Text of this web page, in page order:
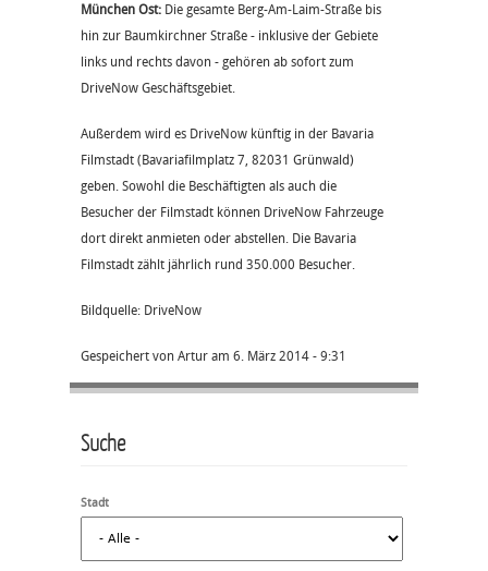
München Ost: Die gesamte Berg-Am-Laim-Straße bis
hin zur Baumkirchner Straße - inklusive der Gebiete
links und rechts davon - gehören ab sofort zum
DriveNow Geschäftsgebiet.
Außerdem wird es DriveNow künftig in der Bavaria
Filmstadt (Bavariafilmplatz 7, 82031 Grünwald)
geben. Sowohl die Beschäftigten als auch die
Besucher der Filmstadt können DriveNow Fahrzeuge
dort direkt anmieten oder abstellen. Die Bavaria
Filmstadt zählt jährlich rund 350.000 Besucher.
Bildquelle: DriveNow
Gespeichert von Artur am 6. März 2014 - 9:31
Suche
Stadt